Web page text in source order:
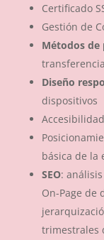
Certificado
Gestión de
Métodos de
Diseño
dispositivos
básica de la
SEO:
On-Page de
trimestrales